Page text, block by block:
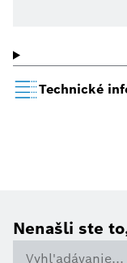
Technické
Nenašli ste